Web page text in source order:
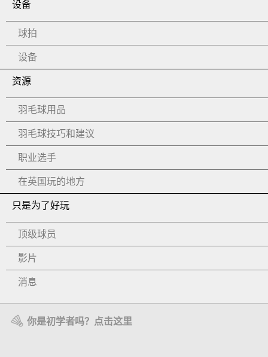
设备
球拍
设备
资源
羽毛球用品
羽毛球技巧和建议
职业选手
在英国玩的地方
只是为了好玩
顶级球员
影片
消息
你是初学者吗？点击这里